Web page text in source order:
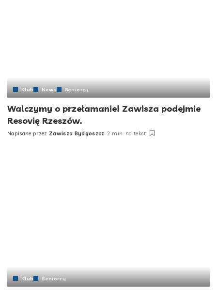
Klub News Seniorzy
Walczymy o przełamanie! Zawisza podejmie
Resovię Rzeszów.
Napisane przez Zawisza Bydgoszcz 2 min. na tekst
Klub Seniorzy